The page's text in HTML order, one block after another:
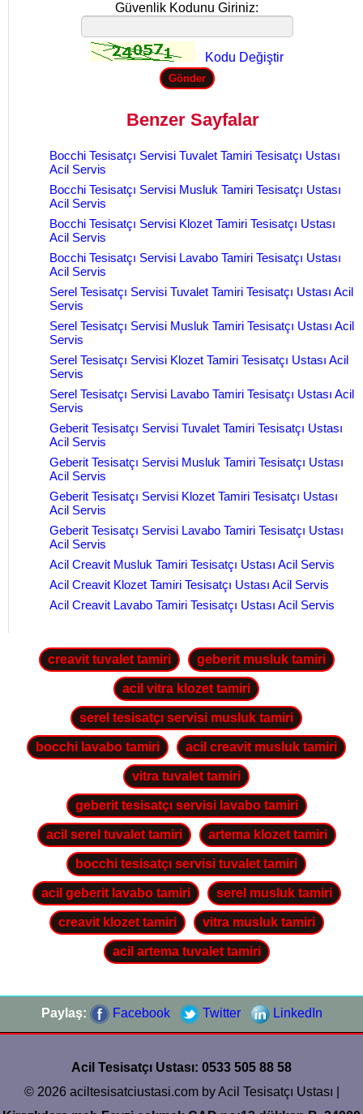
Güvenlik Kodunu Giriniz:
Kodu Değiştir
Benzer Sayfalar
Bocchi Tesisatçı Servisi Tuvalet Tamiri Tesisatçı Ustası
Acil Servis
Bocchi Tesisatçı Servisi Musluk Tamiri Tesisatçı Ustası
Acil Servis
Bocchi Tesisatçı Servisi Klozet Tamiri Tesisatçı Ustası
Acil Servis
Bocchi Tesisatçı Servisi Lavabo Tamiri Tesisatçı Ustası
Acil Servis
Serel Tesisatçı Servisi Tuvalet Tamiri Tesisatçı Ustası Acil
Servis
Serel Tesisatçı Servisi Musluk Tamiri Tesisatçı Ustası Acil
Servis
Serel Tesisatçı Servisi Klozet Tamiri Tesisatçı Ustası Acil
Servis
Serel Tesisatçı Servisi Lavabo Tamiri Tesisatçı Ustası Acil
Servis
Geberit Tesisatçı Servisi Tuvalet Tamiri Tesisatçı Ustası
Acil Servis
Geberit Tesisatçı Servisi Musluk Tamiri Tesisatçı Ustası
Acil Servis
Geberit Tesisatçı Servisi Klozet Tamiri Tesisatçı Ustası
Acil Servis
Geberit Tesisatçı Servisi Lavabo Tamiri Tesisatçı Ustası
Acil Servis
Acil Creavit Musluk Tamiri Tesisatçı Ustası Acil Servis
Acil Creavit Klozet Tamiri Tesisatçı Ustası Acil Servis
Acil Creavit Lavabo Tamiri Tesisatçı Ustası Acil Servis
creavit tuvalet tamiri geberit musluk tamiri
acil vitra klozet tamiri
serel tesisatçı servisi musluk tamiri
bocchi lavabo tamiri acil creavit musluk tamiri
vitra tuvalet tamiri
geberit tesisatçı servisi lavabo tamiri
acil serel tuvalet tamiri artema klozet tamiri
bocchi tesisatçı servisi tuvalet tamiri
acil geberit lavabo tamiri serel musluk tamiri
creavit klozet tamiri vitra musluk tamiri
acil artema tuvalet tamiri
Paylaş: Facebook Twitter LinkedIn
Acil Tesisatçı Ustası: 0533 505 88 58
© 2026 aciltesisatciustasi.com by Acil Tesisatçı Ustası |